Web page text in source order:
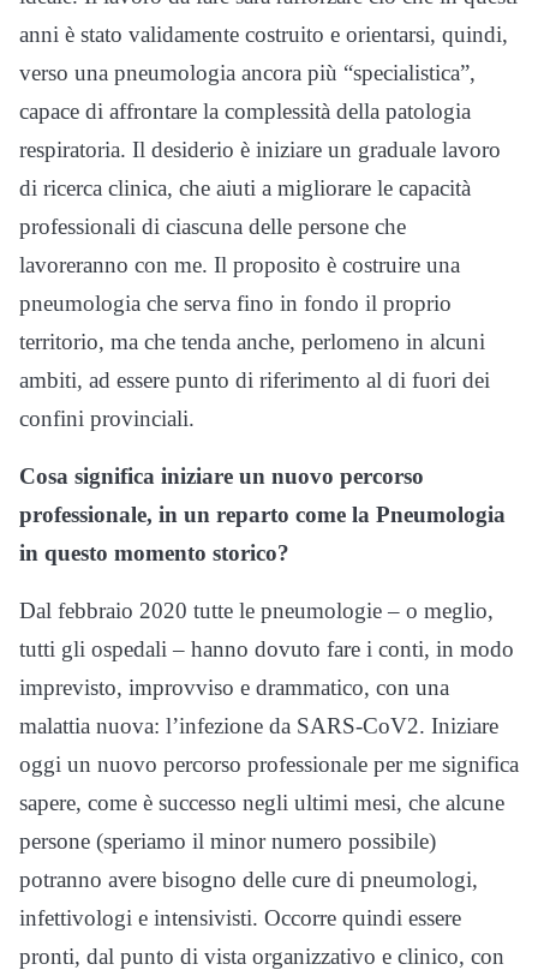
anni è stato validamente costruito e orientarsi, quindi,
verso una pneumologia ancora più “specialistica”,
capace di affrontare la complessità della patologia
respiratoria. Il desiderio è iniziare un graduale lavoro
di ricerca clinica, che aiuti a migliorare le capacità
professionali di ciascuna delle persone che
lavoreranno con me. Il proposito è costruire una
pneumologia che serva fino in fondo il proprio
territorio, ma che tenda anche, perlomeno in alcuni
ambiti, ad essere punto di riferimento al di fuori dei
confini provinciali.
Cosa significa iniziare un nuovo percorso
professionale, in un reparto come la Pneumologia
in questo momento storico?
Dal febbraio 2020 tutte le pneumologie – o meglio,
tutti gli ospedali – hanno dovuto fare i conti, in modo
imprevisto, improvviso e drammatico, con una
malattia nuova: l’infezione da SARS-CoV2. Iniziare
oggi un nuovo percorso professionale per me significa
sapere, come è successo negli ultimi mesi, che alcune
persone (speriamo il minor numero possibile)
potranno avere bisogno delle cure di pneumologi,
infettivologi e intensivisti. Occorre quindi essere
pronti, dal punto di vista organizzativo e clinico, con